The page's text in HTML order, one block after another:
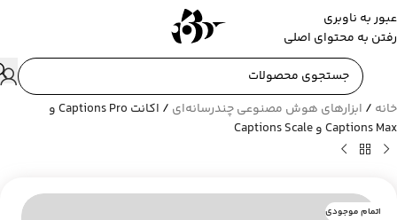
عبور به ناوبری
رفتن به محتوای اصلی
خانه / ابزارهای هوش مصنوعی چندرسانه‌ای /
اکانت Captions Pro و
Captions Max و Captions Scale
اتمام موجودی